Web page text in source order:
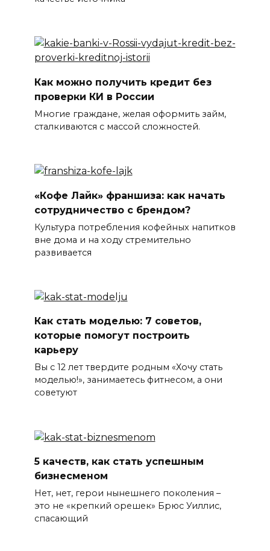
Как можно получить кредит без
проверки КИ в России
Многие граждане, желая оформить займ,
сталкиваются с массой сложностей.
«Кофе Лайк» франшиза: как начать
сотрудничество с брендом?
Культура потребления кофейных напитков
вне дома и на ходу стремительно
развивается
Как стать моделью: 7 советов,
которые помогут построить
карьеру
Вы с 12 лет твердите родным «Хочу стать
моделью!», занимаетесь фитнесом, а они
советуют
5 качеств, как стать успешным
бизнесменом
Нет, нет, герои нынешнего поколения –
это не «крепкий орешек» Брюс Уиллис,
спасающий